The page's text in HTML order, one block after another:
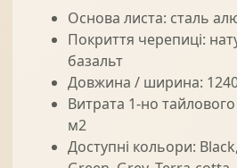
Основа листа: сталь
Покриття черепиці:
базальт
Довжина / ширина:
Витрата 1-но
м2
Доступні кольори: